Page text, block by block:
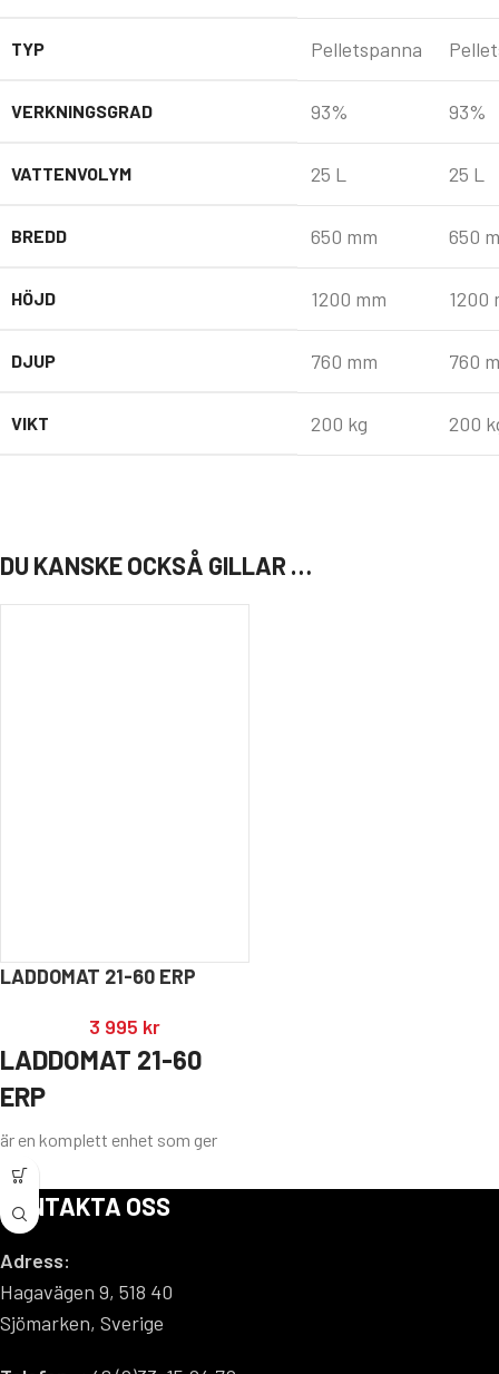
TYP Pelletspanna
VERKNINGSGRAD 93% 93%
VATTENVOLYM 25 L 25 L
BREDD 650 mm 650
HÖJD 1200 mm 1200
DJUP 760 mm 760
VIKT 200 kg 200
DU KANSKE OCKSÅ GILLAR …
LADDOMAT 21-60 ERP
3 995 kr
LADDOMAT 21-60
ERP
är en komplett enhet som ger
perfekt laddning av
ackumulatortanken. Pump och
termisk ventil i ett kompakt
utförande. Laddomat 21-60 är
maxeffekt på under 50kW.
Laddomaten gör att
KONTAKTA OSS
Adress:
Hagavägen 9, 518 40
Sjömarken, Sverige